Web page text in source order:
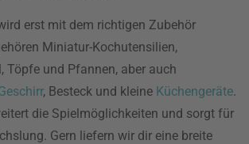
erst mit dem richtigen Zubehör
Miniatur-Kochutensilien,
Töpfe und Pfannen, aber auch
, Besteck und kleine Küchengeräte.
die Spielmöglichkeiten und sorgt für
Gern liefern wir dir eine breite